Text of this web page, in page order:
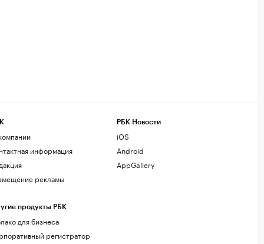
информация
рекламы
продукты РБК
для бизнеса
регистратор
РБК Новости
iOS
Android
AppGallery